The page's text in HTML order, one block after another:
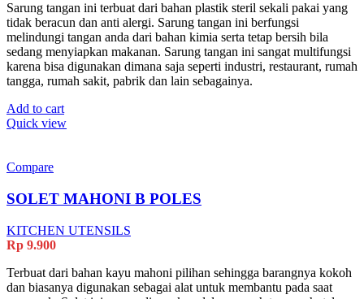
Sarung tangan ini terbuat dari bahan plastik steril sekali pakai yang
tidak beracun dan anti alergi. Sarung tangan ini berfungsi
melindungi tangan anda dari bahan kimia serta tetap bersih bila
sedang menyiapkan makanan. Sarung tangan ini sangat multifungsi
karena bisa digunakan dimana saja seperti industri, restaurant, rumah
tangga, rumah sakit, pabrik dan lain sebagainya.
Add to cart
Quick view
Compare
SOLET MAHONI B POLES
KITCHEN UTENSILS
Rp 9.900
Terbuat dari bahan kayu mahoni pilihan sehingga barangnya kokoh
dan biasanya digunakan sebagai alat untuk membantu pada saat